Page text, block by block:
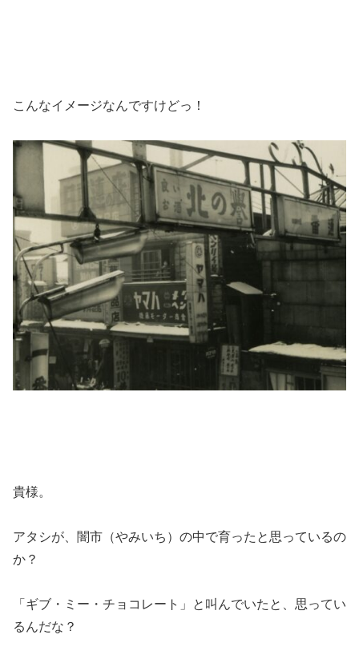
こんなイメージなんですけどっ！
貴様。
アタシが、闇市（やみいち）の中で育ったと思っているの
か？
「ギブ・ミー・チョコレート」と叫んでいたと、思ってい
るんだな？